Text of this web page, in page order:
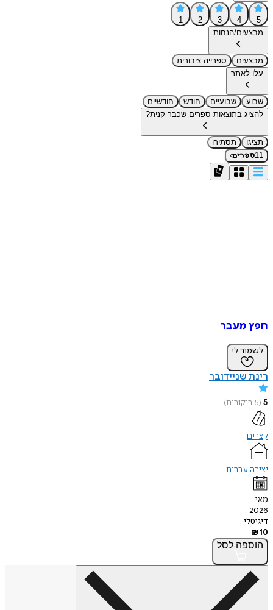
5
4
3
2
1
מבצעים/הנחות
מבצעים
ספרייה ציבורית
עלו לאתר
שבוע שבועיים חודש
חודשיים
להציג בתוצאות ספרים שכבר קנית?
תציגו
תסתירו
11ספרים›
חפץ מעבר
לשמור לי
רינת שניידובר
5
(
5ביקורות)
קצרים
יצירה עברית
מאי
2026
דיגיטלי
₪10
הוספה לסל